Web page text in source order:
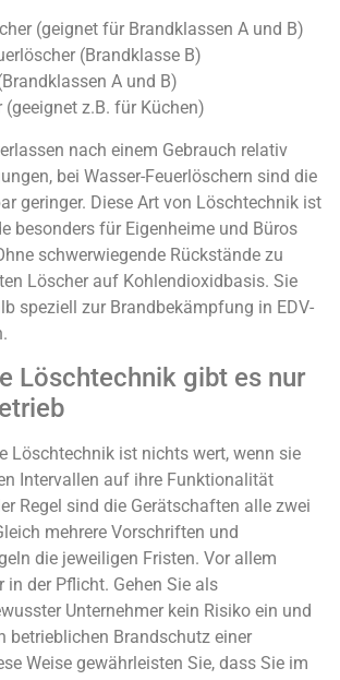
(geignet für Brandklassen A und B)
(Brandklasse B)
A und B)
(geeignet z.B. für Küchen)
nach einem Gebrauch relativ
bei Wasser-Feuerlöschern sind die
geringer. Diese Art von Löschtechnik ist
besonders für Eigenheime und Büros
schwerwiegende Rückstände zu
Löscher auf Kohlendioxidbasis. Sie
speziell zur Brandbekämpfung in EDV-
Löschtechnik gibt es nur
Löschtechnik ist nichts wert, wenn sie
Intervallen auf ihre Funktionalität
Regel sind die Gerätschaften alle zwei
mehrere Vorschriften und
die jeweiligen Fristen. Vor allem
in der Pflicht. Gehen Sie als
Unternehmer kein Risiko ein und
betrieblichen Brandschutz einer
Weise gewährleisten Sie, dass Sie im